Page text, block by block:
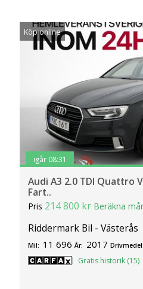
Köp online
igår 08:31
Audi A3 2.0 TDI Quattro
Fart..
Pris 214 800 kr Beräkna
Riddermark Bil - Västerås
Mil: 11 696 År: 2017 Drivmedel:
Gratis historik (15)